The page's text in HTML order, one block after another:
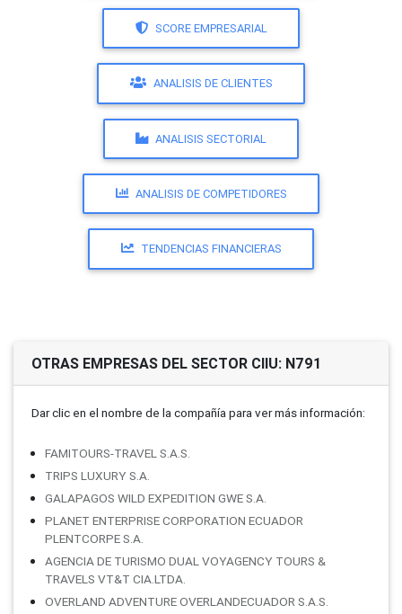
SCORE EMPRESARIAL
ANALISIS DE CLIENTES
ANALISIS SECTORIAL
ANALISIS DE COMPETIDORES
TENDENCIAS FINANCIERAS
OTRAS EMPRESAS DEL SECTOR CIIU: N791
Dar clic en el nombre de la compañí­a para ver más información:
FAMITOURS-TRAVEL S.A.S.
TRIPS LUXURY S.A.
GALAPAGOS WILD EXPEDITION GWE S.A.
PLANET ENTERPRISE CORPORATION ECUADOR
PLENTCORPE S.A.
AGENCIA DE TURISMO DUAL VOYAGENCY TOURS &
TRAVELS VT&T CIA.LTDA.
OVERLAND ADVENTURE OVERLANDECUADOR S.A.S.